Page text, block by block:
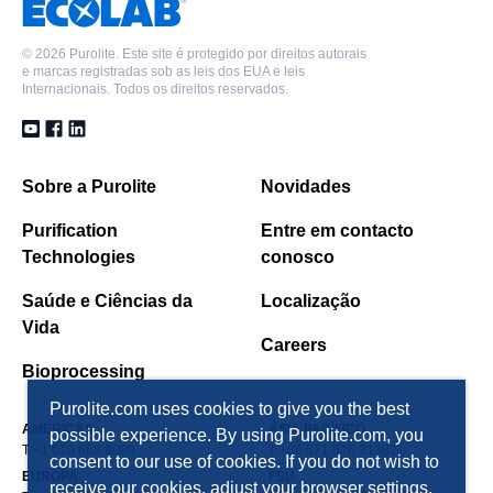
Básica, Forma de Base Livre, Grau de Açucar
C100S
Ácida, Forma de Sódio, Grau de Açucar
C160S
Poliestirênico Macroporoso, Resina Catiônica
Fortemente Ácida, Forma de Sódio, Alta Capacidade,
Purolite.com uses cookies to give you the best
possible experience. By using Purolite.com, you
consent to our use of cookies. If you do not wish to
receive our cookies, adjust your browser settings.
© 2026 Purolite. Este site é protegido por direitos autorais
e marcas registradas sob as leis dos EUA e leis
Internacionais. Todos os direitos reservados.
Sobre a Purolite
Purification
Technologies
Saúde e Ciências da
Vida
Bioprocessing
Novidades
Entre em contacto
conosco
Localização
Careers
AMÉRICAS
T +1 610 668 9090
ÁSIA PACÍFICO
EUROPA